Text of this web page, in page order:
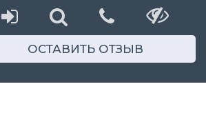
ОСТАВИТЬ ОТЗЫВ